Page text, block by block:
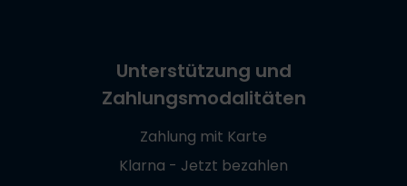
Unterstützung und
Zahlungsmodalitäten
Zahlung mit Karte
Klarna - Jetzt bezahlen